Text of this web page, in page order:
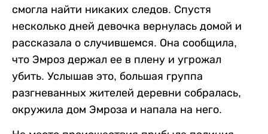
смогла найти никаких следов. Спустя
несколько дней девочка вернулась домой и
рассказала о случившемся. Она сообщила,
что Эмроз держал ее в плену и угрожал
убить. Услышав это, большая группа
разгневанных жителей деревни собралась,
окружила дом Эмроза и напала на него.